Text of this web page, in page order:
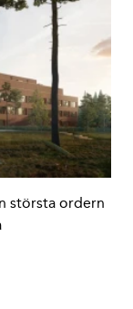
största ordern